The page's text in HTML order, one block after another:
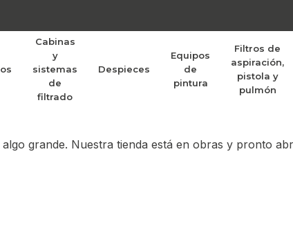
Cabinas
y
sistemas
de
filtrado
Despieces
Equipos
de
pintura
Filtros de
aspiración,
pistola y
pulmón
proyectos
grande. Nuestra tienda está en obras y pronto